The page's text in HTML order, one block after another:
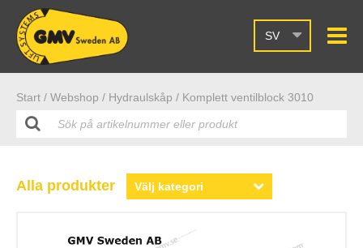
SV
Start / Webshop / Hydraulskåp / Komplett ventilblock 3010
Alla produkter